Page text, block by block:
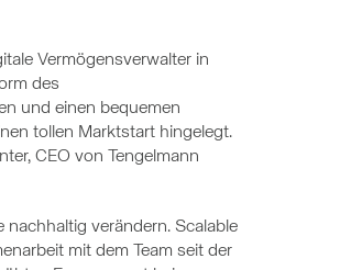
Vermögensverwalter in
des
und einen bequemen
tollen Marktstart hingelegt.
CEO von Tengelmann
nachhaltig verändern. Scalable
mit dem Team seit der